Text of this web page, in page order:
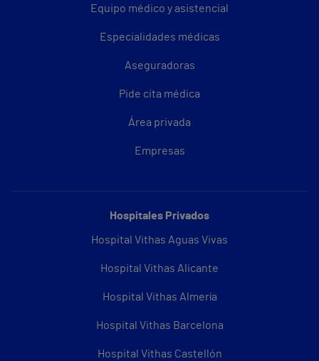
Equipo médico y asistencial
Especialidades médicas
Aseguradoras
Pide cita médica
Área privada
Empresas
Hospitales Privados
Hospital Vithas Aguas Vivas
Hospital Vithas Alicante
Hospital Vithas Almería
Hospital Vithas Barcelona
Hospital Vithas Castellón